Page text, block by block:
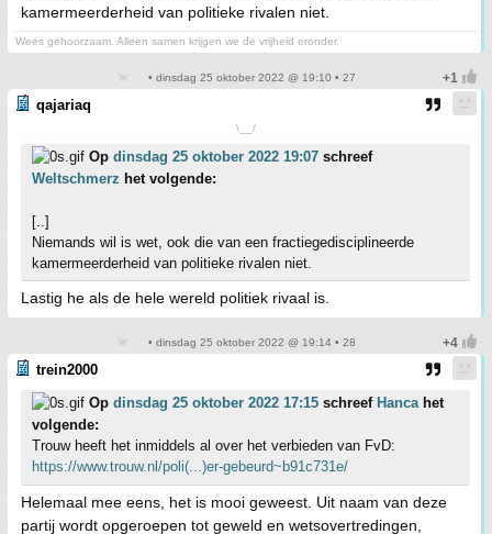
kamermeerderheid van politieke rivalen niet.
Wees gehoorzaam. Alleen samen krijgen we de vrijheid eronder.
• dinsdag 25 oktober 2022 @ 19:10 • 27
qajariaq
\__/
Op dinsdag 25 oktober 2022 19:07 schreef
Weltschmerz het volgende:
[..]
Niemands wil is wet, ook die van een fractiegedisciplineerde
kamermeerderheid van politieke rivalen niet.
Lastig he als de hele wereld politiek rivaal is.
• dinsdag 25 oktober 2022 @ 19:14 • 28
trein2000
Op dinsdag 25 oktober 2022 17:15 schreef Hancahet
volgende:
Trouw heeft het inmiddels al over het verbieden van FvD:
https://www.trouw.nl/poli(...)er-gebeurd~b91c731e/
Helemaal mee eens, het is mooi geweest. Uit naam van deze
partij wordt opgeroepen tot geweld en wetsovertredingen,